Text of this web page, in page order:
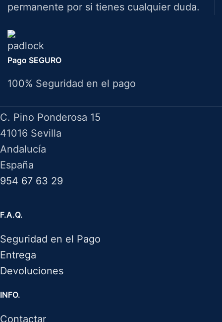
permanente por si tienes cualquier duda.
Pago SEGURO
100% Seguridad en el pago
HERRAMIENTAS BAZAROT
C. Pino Ponderosa 15
41016 Sevilla
Andalucía
España
954 67 63 29
F.A.Q.
Seguridad en el Pago
Entrega
Devoluciones
INFO.
Contactar